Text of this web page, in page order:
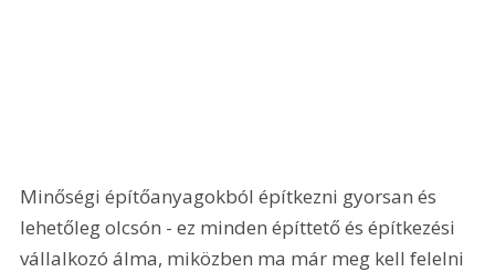
Minőségi építőanyagokból építkezni gyorsan és
lehetőleg olcsón - ez minden építtető és építkezési
vállalkozó álma, miközben ma már meg kell felelni